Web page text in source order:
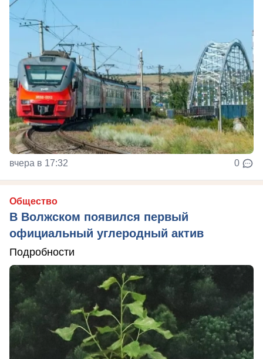
вчера в 17:32 0
Общество
В Волжском появился первый
официальный углеродный актив
Подробности